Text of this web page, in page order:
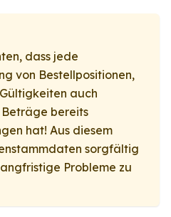
dass jede
von Bestellpositionen,
auch
bereits
hat! Aus diesem
sorgfältig
Probleme zu